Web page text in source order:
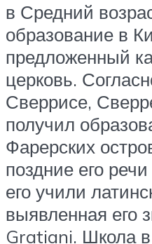
в Средний
образование в
предложенный
церковь.
Сверрисе,
получил
Фарерских
поздние его
его учили
выявленная его
Gratiani. Школа